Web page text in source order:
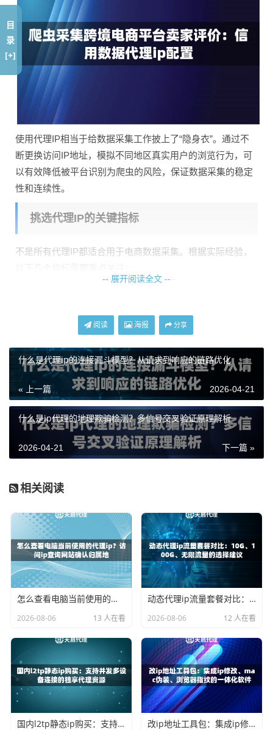
使用代理IP相当于给数据采集工作披上了“隐身衣”。通过不
断更换访问IP地址，模拟不同地区真实用户的浏览行为，可
以有效降低被平台识别为爬虫的风险，保证数据采集的稳定
性和连续性。
挑选代理IP的关键指标
不是所有代理IP都适合用于电商数据采集。根据实际经验，
代理的自建机房纯净网络在这方面表现突出，IP资源干净可
响应速度：采集海量评价数据时，速度直接决定效率。天启
代理的响应延迟控制在10毫秒以内，接口请求时间小于1
秒，这样的速度能够满足大规模采集需求。
稳定性：IP可用率≥99%意味着采集过程中基本不会因IP失效
而中断，这对于需要长时间运行的数据采集任务至关重要。
各种爬虫框架。在实际配置过程中，建议根据目标网站的访
问频率要求来选择合适的IP切换策略。
对于评价数据采集这种需要高频请求的场景，天启代理的短
效动态IP（3-30分钟）是不错的选择。IP自动更换的特性正
好符合反爬虫策略的需要，而且成本相对较低。如果是需要
维持会话状态的采集任务，长效静态IP（1-24小时）则更加
合适。
天启代理的API接口设计十分人性化，支持自定义提取数
量、过滤重复IP等参数。开发者可以轻松地将IP获取功能集
成到爬虫系统中，实现全自动化的IP管理和使用。
配置代理IP的具体步骤
-- 展开阅读全文 --
阅读 海报 分享
什么是代理ip的连接漏斗模型？从请求到响应的链路优化
« 上一篇 2026-04-21
什么是ip代理的地理欺骗检测？多信号交叉验证原理解析
下一篇 »
2026-04-21
相关阅读
怎么查看电脑当前使用的代理ip？访问ip查询网站确认归属地
2026-08-06 13 人在看
动态代理ip流量套餐对比：10G、100G、无限流量的选择建议
2026-08-06 12 人在看
国内l2tp静态ip购买：支持并发多设备连接的独享代理资源 改ip地址工具包：集成ip修改、mac伪装、浏览器指纹的一体化软件
目
录
[+]